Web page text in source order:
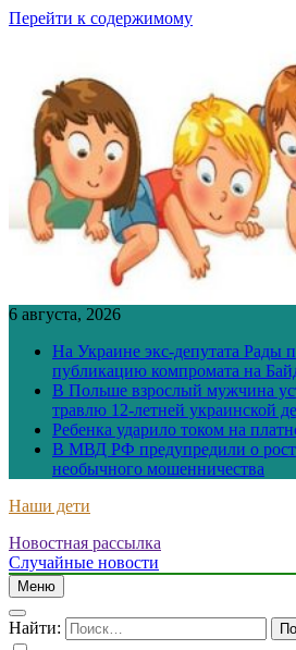
Перейти к содержимому
6 августа, 2026
На Украине экс-депутата Рады
публикацию компромата на
В Польше взрослый мужчина
травлю 12-летней украинской
Ребенка ударило током на
В МВД РФ предупредили о
необычного мошенничества
Наши дети
Новостная рассылка
Случайные новости
Меню
Найти: